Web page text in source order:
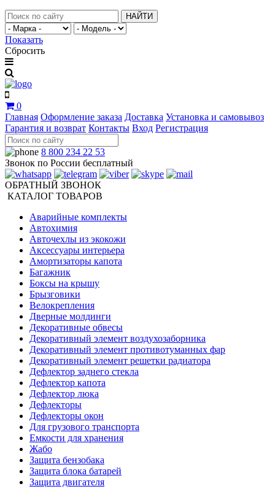
НАЙТИ
Показать
Сбросить
0
Главная Оформление заказа Доставка Установка и самовывоз
Гарантия и возврат Контакты Вход Регистрация
8 800 234 22 53
Звонок по России бесплатный
ОБРАТНЫЙ ЗВОНОК
КАТАЛОГ ТОВАРОВ
Аварийные комплекты
Автохимия
Авточехлы из экокожи
Аксессуары интерьера
Амортизаторы капота
Багажник
Боксы на крышу
Брызговики
Велокрепления
Дверные молдинги
Декоративные обвесы
Декоративный элемент воздухозаборника
Декоративный элемент противотуманных фар
Декоративный элемент решетки радиатора
Дефлектор заднего стекла
Дефлектор капота
Дефлектор люка
Дефлекторы
Дефлекторы окон
Для грузового транспорта
Емкости для хранения
Жабо
Защита бензобака
Защита блока батарей
Защита двигателя